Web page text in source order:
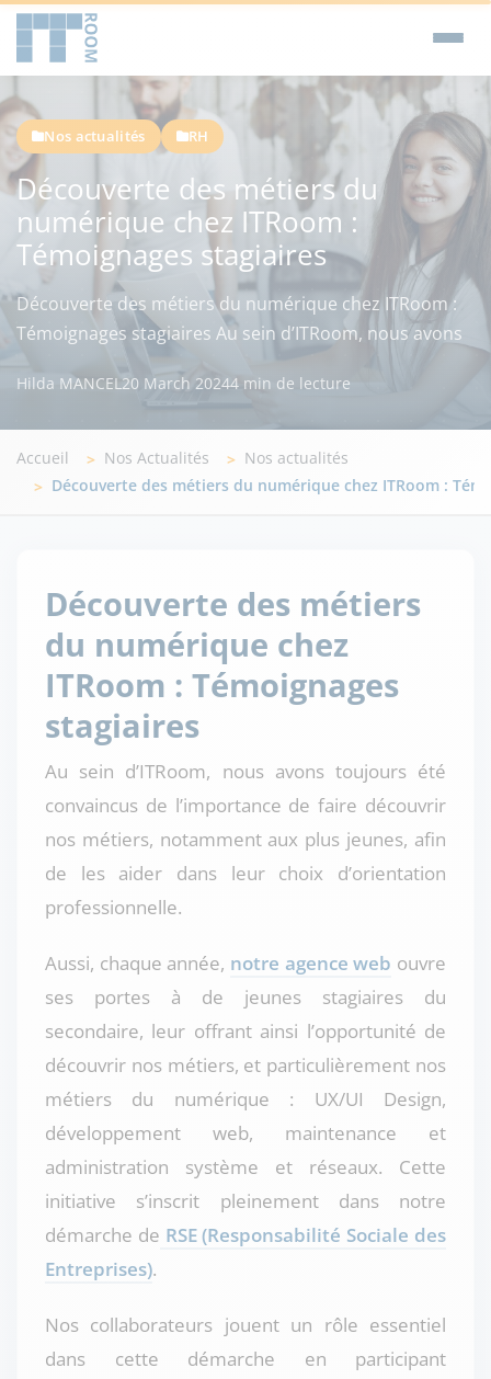
Nos actualités RH
Découverte des métiers du
numérique chez ITRoom :
Témoignages stagiaires
Découverte des métiers du numérique chez ITRoom :
Témoignages stagiaires Au sein d’ITRoom, nous avons
Hilda MANCEL20 March 20244 min de lecture
Accueil Nos Actualités
Nos actualités
Découverte des métiers du numérique chez ITRoom :
Découverte des métiers
du numérique chez
ITRoom : Témoignages
stagiaires
Au sein d’ITRoom, nous avons toujours été
convaincus de l’importance de faire découvrir
nos métiers, notamment aux plus jeunes, afin
de les aider dans leur choix d’orientation
professionnelle.
Aussi, chaque année, notre agence web ouvre
ses portes à de jeunes stagiaires du
secondaire, leur offrant ainsi l’opportunité de
découvrir nos métiers, et particulièrement nos
métiers du numérique : UX/UI Design,
développement web, maintenance et
administration système et réseaux. Cette
initiative s’inscrit pleinement dans notre
démarche de RSE (Responsabilité Sociale des
Entreprises).
Nos collaborateurs jouent un rôle essentiel
dans cette démarche en participant